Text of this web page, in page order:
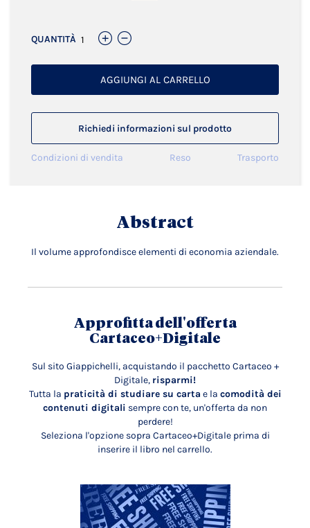
QUANTITÀ
AGGIUNGI AL CARRELLO
Richiedi informazioni sul prodotto
Condizioni di vendita Reso Trasporto
Abstract
Il volume approfondisce elementi di economia aziendale.
Approfitta dell'offerta
Cartaceo+Digitale
Sul sito Giappichelli, acquistando il pacchetto Cartaceo +
Digitale, risparmi!
Tutta la praticità di studiare su carta e la comodità dei
contenuti digitali sempre con te, un'offerta da non
perdere!
Seleziona l'opzione sopra Cartaceo+Digitale prima di
inserire il libro nel carrello.